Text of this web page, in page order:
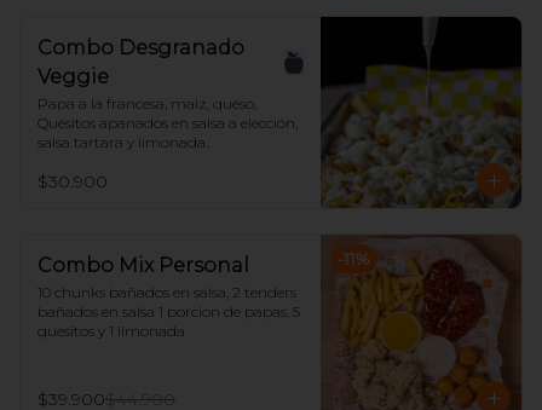
Combo Desgranado
Veggie
Papa a la francesa, maiz, queso,
Quesitos apanados en salsa a elección,
salsa tartara y limonada.
$30.900
-11%
Combo Mix Personal
10 chunks bañados en salsa, 2 tenders
bañados en salsa 1 porcion de papas, 5
quesitos y 1 limonada
$39.900$44.900